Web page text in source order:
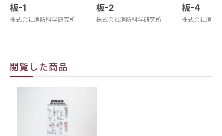
板-1
株式会社消防科学研究所
板-2
株式会社消防科学研究所
板-4
株式会社消防
閲覧した商品